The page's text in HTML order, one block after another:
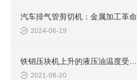
汽车排气管剪切机：金属加工革命
2024-06-19
铁销压块机上升的液压油温度受哪些因素影响？
2021-08-20